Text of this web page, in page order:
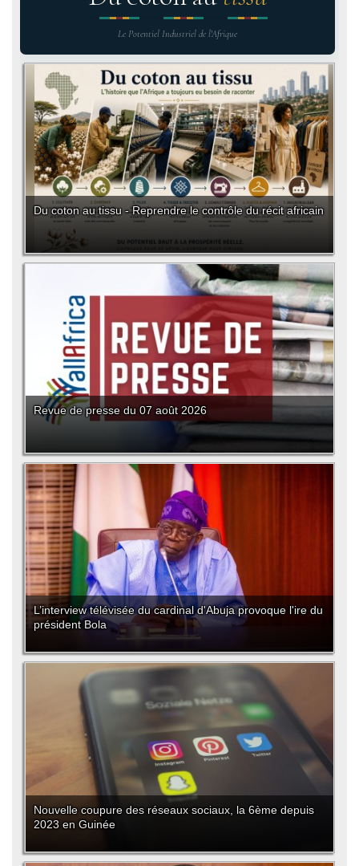
Le Potentiel Industriel de l'Afrique
Du coton au tissu - Reprendre le contrôle du récit africain
Revue de presse du 07 août 2026
L’interview télévisée du cardinal d'Abuja provoque l'ire du
président Bola
Nouvelle coupure des réseaux sociaux, la 6ème depuis
2023 en Guinée